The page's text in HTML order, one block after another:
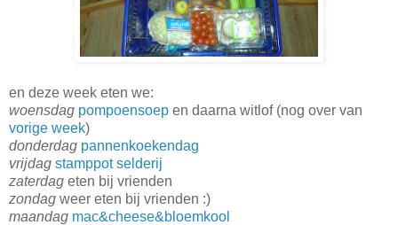
en deze week eten we:
woensdag pompoensoep en daarna witlof (nog over van
vorige week)
donderdag pannenkoekendag
vrijdag stamppot selderij
zaterdag eten bij vrienden
zondag weer eten bij vrienden :)
maandag mac&cheese&bloemkool